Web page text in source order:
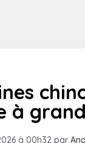
à
à 00h32 par